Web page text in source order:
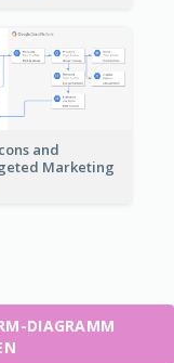
and
Marketing
DIAGRAMM